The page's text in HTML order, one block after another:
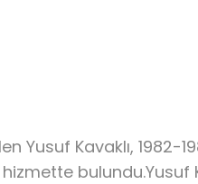
Kavaklı, 1982-
bulundu.Yusuf